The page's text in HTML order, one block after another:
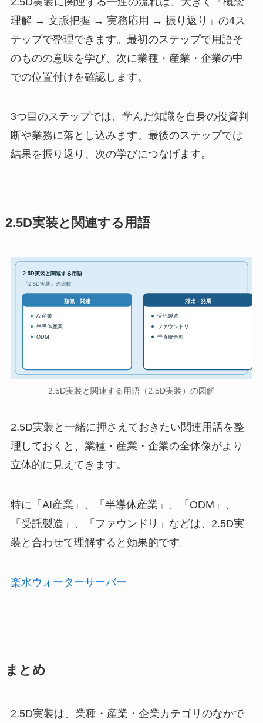
理解 → 文脈把握 → 実務応用 → 振り返り」の4ス
テップで整理できます。最初のステップで用語そ
のものの意味を学び、次に業種・産業・企業の中
での位置付けを確認します。
3つ目のステップでは、学んだ知識を自身の投資判
断や業務に落とし込みます。最後のステップでは
結果を振り返り、次の学びにつなげます。
2.5D実装と関連する用語
2.5D実装と関連する用語
『2.5D実装』の比較
類似・関連
AI産業
半導体産業
ODM
対比・発展
受託製造
ファウンドリ
垂直統合型
2.5D実装と関連する用語（2.5D実装）の図解
2.5D実装と一緒に押さえておきたい関連用語を整
理しておくと、業種・産業・企業の全体像がより
立体的に見えてきます。
特に「AI産業」、「半導体産業」、「ODM」、
「受託製造」、「ファウンドリ」などは、2.5D実
装と合わせて理解すると効果的です。
楽水ウォーターサーバー
まとめ
2.5D実装は、業種・産業・企業カテゴリのなかで